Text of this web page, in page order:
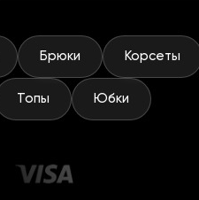
Брюки Корсеты
Топы Юбки